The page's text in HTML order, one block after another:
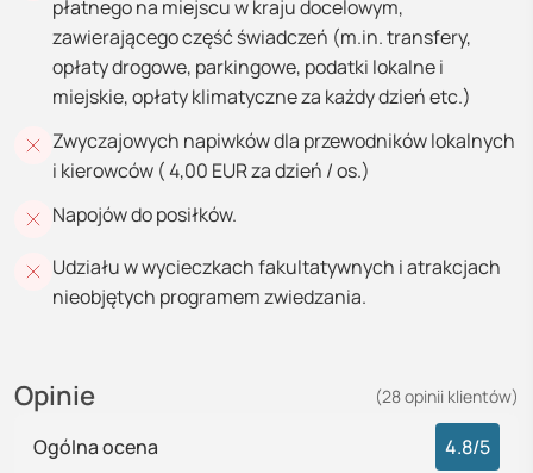
płatnego na miejscu w kraju docelowym,
zawierającego część świadczeń (m.in. transfery,
opłaty drogowe, parkingowe, podatki lokalne i
miejskie, opłaty klimatyczne za każdy dzień etc.)
Zwyczajowych napiwków dla przewodników lokalnych
i kierowców ( 4,00 EUR za dzień / os.)
Napojów do posiłków.
Udziału w wycieczkach fakultatywnych i atrakcjach
nieobjętych programem zwiedzania.
Opinie (28opinii klientów)
Ogólna ocena 4.8/5